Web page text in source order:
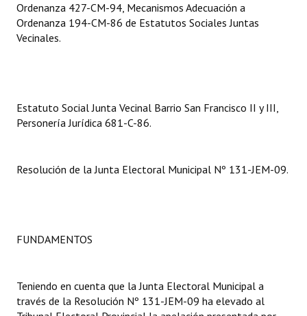
Proyectos Presentados
Dictámenes Asesoría Letrada
Ejecución Presupuestaria
Declaraciones
Resoluciones de Presidencia
Ordenanza 427-CM-94, Mecanismos Adecuación a
Ordenanza 194-CM-86 de Estatutos Sociales Juntas
Vecinales.
Estatuto Social Junta Vecinal Barrio San Francisco II y III,
Personería Jurídica 681-C-86.
Resolución de la Junta Electoral Municipal Nº 131-JEM-09.
FUNDAMENTOS
Teniendo en cuenta que la Junta Electoral Municipal a
través de la Resolución Nº 131-JEM-09 ha elevado al